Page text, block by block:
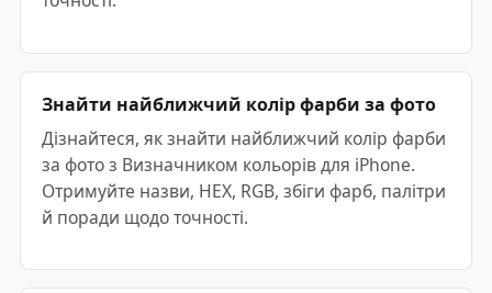
Знайти найближчий колір фарби за фото
Дізнайтеся, як знайти найближчий колір фарби
за фото з Визначником кольорів для iPhone.
Отримуйте назви, HEX, RGB, збіги фарб, палітри
й поради щодо точності.